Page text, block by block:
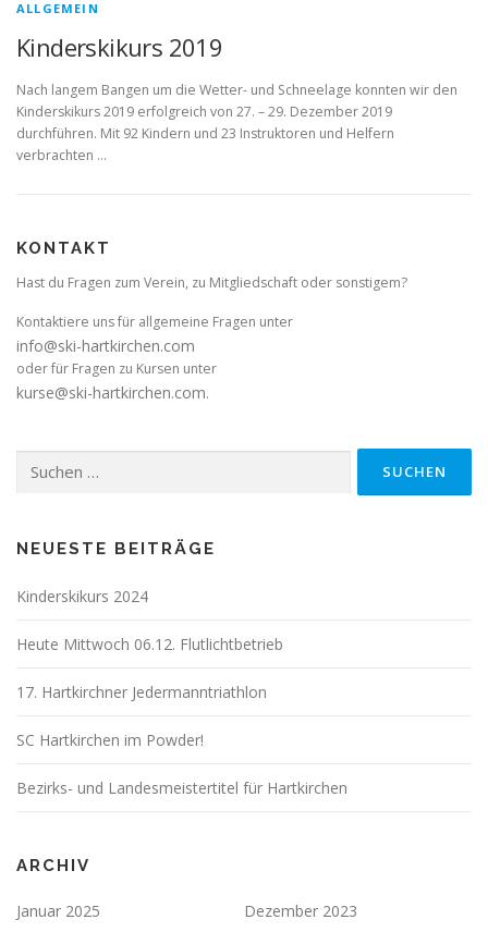
ALLGEMEIN
Kinderskikurs 2019
Nach langem Bangen um die Wetter- und Schneelage konnten wir den
Kinderskikurs 2019 erfolgreich von 27. – 29. Dezember 2019
durchführen. Mit 92 Kindern und 23 Instruktoren und Helfern
verbrachten …
KONTAKT
Hast du Fragen zum Verein, zu Mitgliedschaft oder sonstigem?
Kontaktiere uns für allgemeine Fragen unter
info@ski-hartkirchen.com
oder für Fragen zu Kursen unter
kurse@ski-hartkirchen.com.
nach:
NEUESTE BEITRÄGE
Kinderskikurs 2024
Heute Mittwoch 06.12. Flutlichtbetrieb
17. Hartkirchner Jedermanntriathlon
SC Hartkirchen im Powder!
Bezirks- und Landesmeistertitel für Hartkirchen
ARCHIV
Januar 2025
Dezember 2023